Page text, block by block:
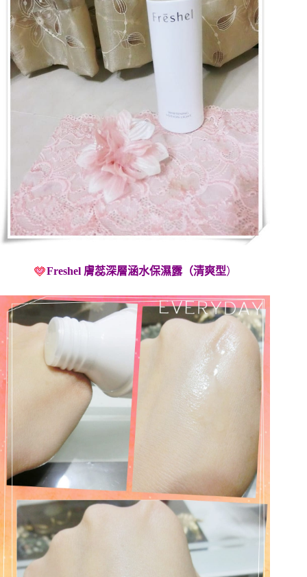
Freshel 膚蕊深層涵水保濕露（清爽型）